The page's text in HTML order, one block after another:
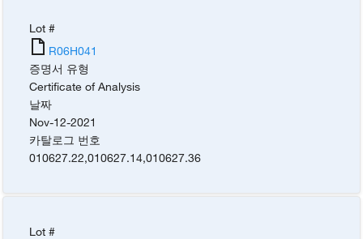
Lot #
R06H041
증명서 유형
Certificate of Analysis
날짜
Nov-12-2021
카탈로그 번호
010627.22,010627.14,010627.36
Lot #